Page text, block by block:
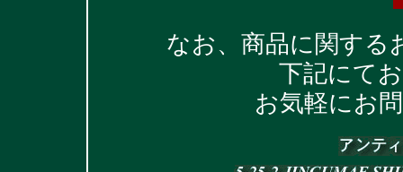
なお、商品に関する
下記にて
お気軽にお